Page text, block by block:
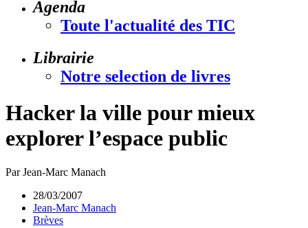
Agenda
Toute l'actualité des TIC
Librairie
Notre selection de livres
Hacker la ville pour mieux
explorer l’espace public
Par Jean-Marc Manach
28/03/2007
Jean-Marc Manach
Brèves